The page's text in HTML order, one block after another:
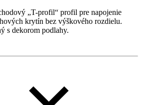
„T-profil“ profil pre napojenie
krytín bez výškového rozdielu.
s dekorom podlahy.